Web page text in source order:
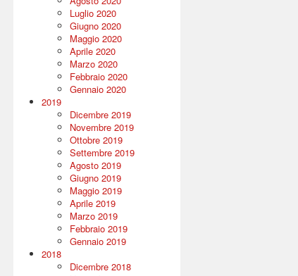
Luglio 2020
Giugno 2020
Maggio 2020
Aprile 2020
Marzo 2020
Febbraio 2020
Gennaio 2020
2019
Dicembre 2019
Novembre 2019
Ottobre 2019
Settembre 2019
Agosto 2019
Giugno 2019
Maggio 2019
Aprile 2019
Marzo 2019
Febbraio 2019
Gennaio 2019
2018
Dicembre 2018